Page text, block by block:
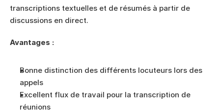
transcriptions textuelles et de résumés à partir de
discussions en direct.
Avantages :
Bonne distinction des différents locuteurs lors des
appels
Excellent flux de travail pour la transcription de
réunions